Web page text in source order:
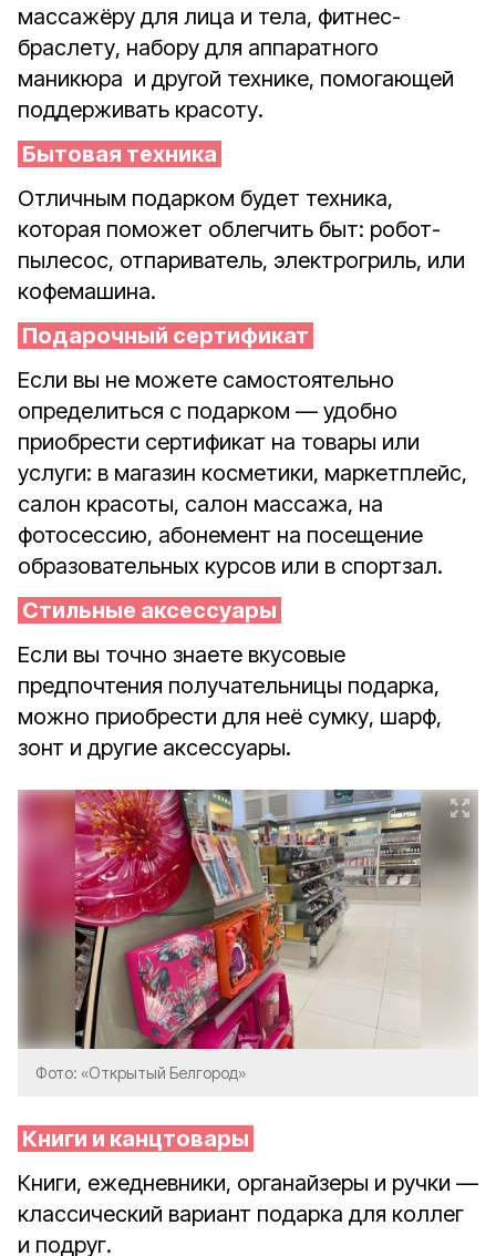
массажёру для лица и тела, фитнес-
браслету, набору для аппаратного
маникюра и другой технике, помогающей
поддерживать красоту.
Бытовая техника
Отличным подарком будет техника,
которая поможет облегчить быт: робот-
пылесос, отпариватель, электрогриль, или
кофемашина.
Подарочный сертификат
Если вы не можете самостоятельно
определиться с подарком — удобно
приобрести сертификат на товары или
услуги: в магазин косметики, маркетплейс,
салон красоты, салон массажа, на
фотосессию, абонемент на посещение
образовательных курсов или в спортзал.
Стильные аксессуары
Если вы точно знаете вкусовые
предпочтения получательницы подарка,
можно приобрести для неё сумку, шарф,
зонт и другие аксессуары.
Фото: «Открытый Белгород»
Книги и канцтовары
Книги, ежедневники, органайзеры и ручки —
классический вариант подарка для коллег
и подруг.